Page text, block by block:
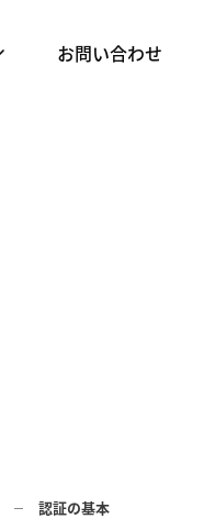
お問い合わせ
認証の基本